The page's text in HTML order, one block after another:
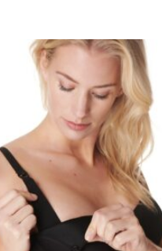
❤
Adauga
in
wishlist!